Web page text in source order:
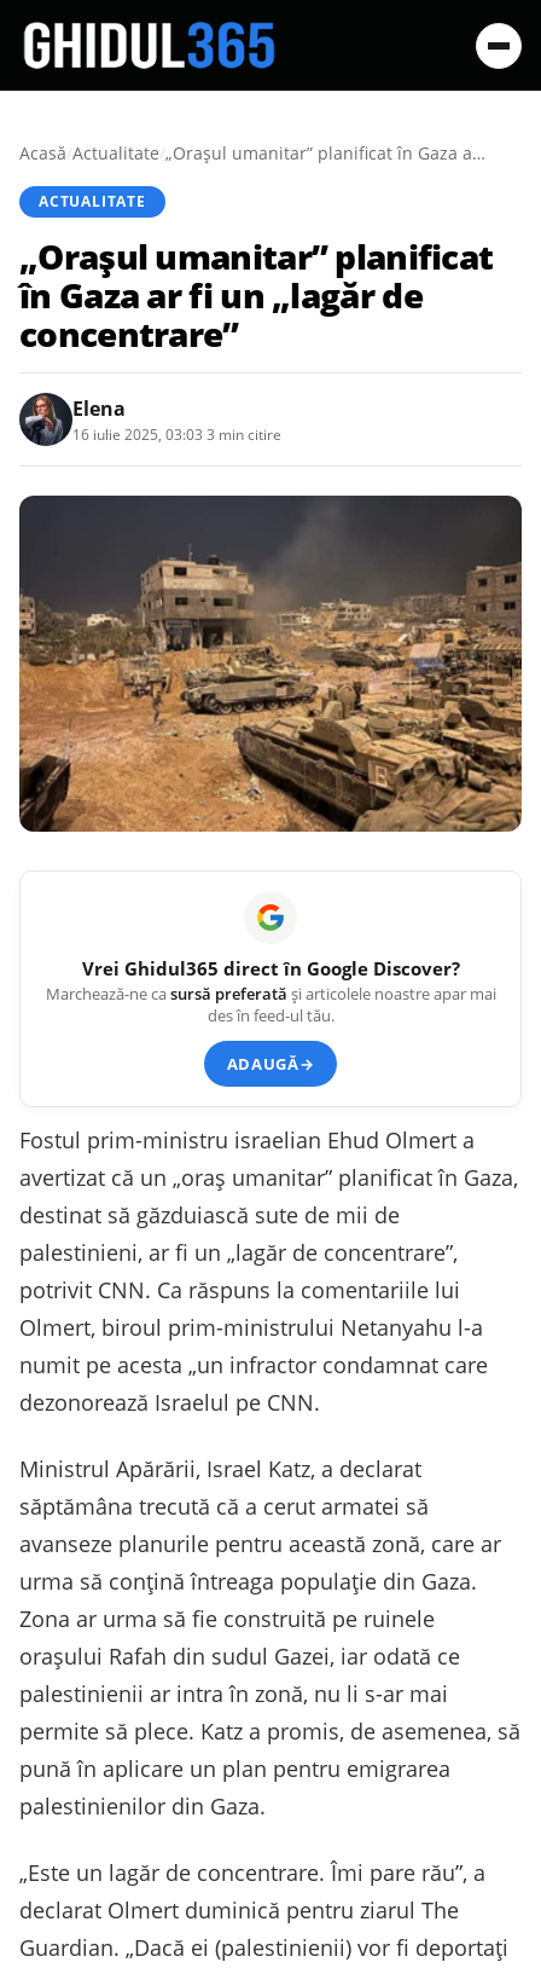
Acasă/Actualitate/ „Oraşul umanitar” planificat în Gaza ar fi un „lagăr de concentrare”
ACTUALITATE
„Oraşul umanitar” planificat
în Gaza ar fi un „lagăr de
concentrare”
Elena
16 iulie 2025, 03:03 3 min citire
Vrei Ghidul365 direct în Google Discover?
Marchează-ne casursă preferată și articolele noastre apar mai
des în feed-ul tău.
ADAUGĂ→
Fostul prim-ministru israelian Ehud Olmert a
avertizat că un „oraş umanitar” planificat în Gaza,
destinat să găzduiască sute de mii de
palestinieni, ar fi un „lagăr de concentrare”,
potrivit CNN. Ca răspuns la comentariile lui
Olmert, biroul prim-ministrului Netanyahu l-a
numit pe acesta „un infractor condamnat care
dezonorează Israelul pe CNN.
Ministrul Apărării, Israel Katz, a declarat
săptămâna trecută că a cerut armatei să
avanseze planurile pentru această zonă, care ar
urma să conţină întreaga populaţie din Gaza.
Zona ar urma să fie construită pe ruinele
oraşului Rafah din sudul Gazei, iar odată ce
palestinienii ar intra în zonă, nu li s-ar mai
permite să plece. Katz a promis, de asemenea, să
pună în aplicare un plan pentru emigrarea
palestinienilor din Gaza.
„Este un lagăr de concentrare. Îmi pare rău”, a
declarat Olmert duminică pentru ziarul The
Guardian. „Dacă ei (palestinienii) vor fi deportaţi